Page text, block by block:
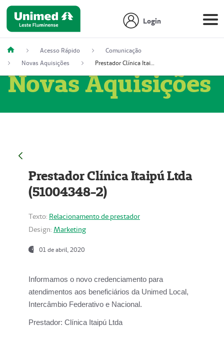
Login
Acesso Rápido
Comunicação
Novas Aquisições
Prestador Clínica Itaipú Ltda (51004348-2)
Novas Aquisições
Prestador Clínica Itaipú Ltda
(51004348-2)
Texto: Relacionamento de prestador
Design: Marketing
01 de abril, 2020
Informamos o novo credenciamento para
atendimentos aos beneficiários da Unimed Local,
Intercâmbio Federativo e Nacional.
Prestador: Clínica Itaipú Ltda